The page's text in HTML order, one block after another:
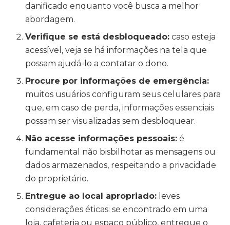
danificado enquanto você busca a melhor
abordagem.
Verifique se está desbloqueado: caso esteja
acessível, veja se há informações na tela que
possam ajudá-lo a contatar o dono.
Procure por informações de emergência:
muitos usuários configuram seus celulares para
que, em caso de perda, informações essenciais
possam ser visualizadas sem desbloquear.
Não acesse informações pessoais: é
fundamental não bisbilhotar as mensagens ou
dados armazenados, respeitando a privacidade
do proprietário.
Entregue ao local apropriado: leves
considerações éticas: se encontrado em uma
loja, cafeteria ou espaço público, entregue o